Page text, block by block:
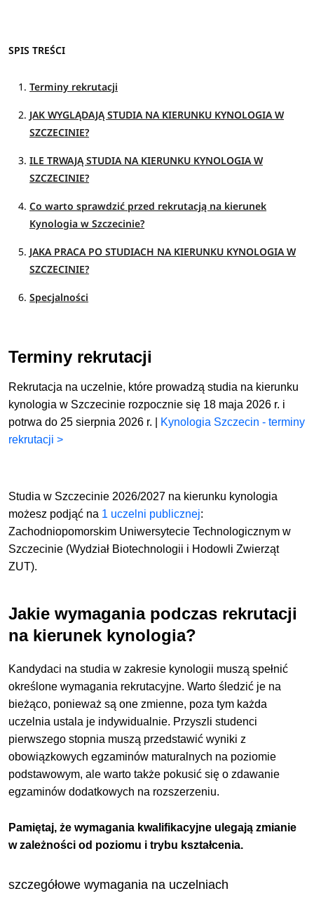
SPIS TREŚCI
Terminy rekrutacji
JAK WYGLĄDAJĄ STUDIA NA KIERUNKU KYNOLOGIA W
SZCZECINIE?
ILE TRWAJĄ STUDIA NA KIERUNKU KYNOLOGIA W
SZCZECINIE?
Co warto sprawdzić przed rekrutacją na kierunek
Kynologia w Szczecinie?
JAKA PRACA PO STUDIACH NA KIERUNKU KYNOLOGIA W
SZCZECINIE?
Specjalności
Terminy rekrutacji
Rekrutacja na uczelnie, które prowadzą studia na kierunku
kynologia w Szczecinie rozpocznie się 18 maja 2026 r. i
potrwa do 25 sierpnia 2026 r. |
Kynologia Szczecin - terminy
rekrutacji >
Studia w Szczecinie 2026/2027 na kierunku kynologia
możesz podjąć na 1 uczelni publicznej:
Zachodniopomorskim Uniwersytecie Technologicznym w
Szczecinie (Wydział Biotechnologii i Hodowli Zwierząt
ZUT).
Jakie wymagania podczas rekrutacji
na kierunek kynologia?
Kandydaci na studia w zakresie kynologii muszą spełnić
określone wymagania rekrutacyjne. Warto śledzić je na
bieżąco, ponieważ są one zmienne, poza tym każda
uczelnia ustala je indywidualnie. Przyszli studenci
pierwszego stopnia muszą przedstawić wyniki z
obowiązkowych egzaminów maturalnych na poziomie
podstawowym, ale warto także pokusić się o zdawanie
egzaminów dodatkowych na rozszerzeniu.
Pamiętaj, że wymagania kwalifikacyjne ulegają zmianie
w zależności od poziomu i trybu kształcenia.
szczegółowe wymagania na uczelniach